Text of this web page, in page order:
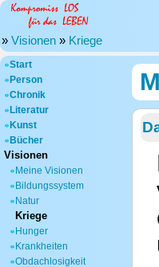
» Visionen » Kriege
Start
Person
Chronik
Literatur
Kunst
Bücher
Visionen
Meine Visionen
Bildungssystem
Natur
Kriege
Hunger
Krankheiten
Obdachlosigkeit